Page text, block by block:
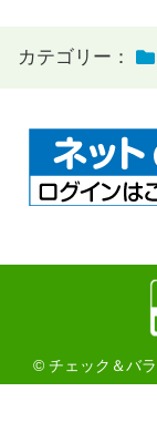
カテゴリー：
© チェック＆バ